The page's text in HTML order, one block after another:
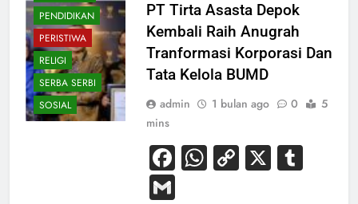
PENDIDIKAN
PERISTIWA
RELIGI
SERBA SERBI
SOSIAL
PT Tirta Asasta Depok
Kembali Raih Anugrah
Tranformasi Korporasi Dan
Tata Kelola BUMD
admin 1 bulan ago 0
5
mins
Facebook
WhatsApp
Copy
X
Gmail